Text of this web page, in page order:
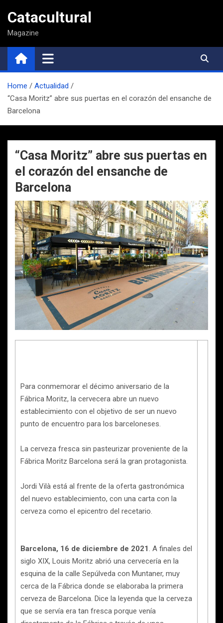
contenido
Catacultural
Magazine
Home
Actualidad
“Casa Moritz” abre sus puertas en el corazón del ensanche de
Barcelona
“Casa Moritz” abre sus puertas en
el corazón del ensanche de
Barcelona
Para conmemorar el décimo aniversario de la
Fábrica Moritz, la cervecera abre un nuevo
establecimiento con el objetivo de ser un nuevo
punto de encuentro para los barceloneses.
La cerveza fresca sin pasteurizar proveniente de la
Fábrica Moritz Barcelona será la gran protagonista.
Jordi Vilà está al frente de la oferta gastronómica
del nuevo establecimiento, con una carta con la
cerveza como el epicentro del recetario.
Barcelona, 16 de diciembre de 2021. A finales del
siglo XIX, Louis Moritz abrió una cervecería en la
esquina de la calle Sepúlveda con Muntaner, muy
cerca de la Fábrica donde se elaboraba la primera
cerveza de Barcelona. Dice la leyenda que la cerveza
que se servía era tan fresca porque venía